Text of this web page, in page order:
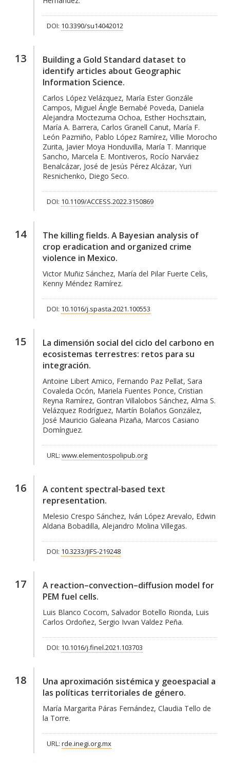
DOI: 10.3390/su14042012
13
Building a Gold Standard dataset to
identify articles about Geographic
Information Science.
Carlos López Velázquez, María Ester Gonzále
Campos, Miguel Ángle Bernabé Poveda, Daniela
Alejandra Moctezuma Ochoa, Esther Hochsztain,
María A. Barrera, Carlos Granell Canut, María F.
León Pazmiño, Pablo López Ramírez, Villie Morocho
Zurita, Javier Moya Honduvilla, María T. Manrique
Sancho, Marcela E. Montiveros, Rocío Narváez
Benalcázar, José de Jesús Pérez Alcázar, Yuri
Resnichenko, Diego Seco.
DOI: 10.1109/ACCESS.2022.3150869
14
The killing fields. A Bayesian analysis of
crop eradication and organized crime
violence in Mexico.
Victor Muñiz Sánchez, María del Pilar Fuerte Celis,
Kenny Méndez Ramírez.
DOI: 10.1016/j.spasta.2021.100553
15
La dimensión social del ciclo del carbono en
ecosistemas terrestres: retos para su
integración.
Antoine Libert Amico, Fernando Paz Pellat, Sara
Covaleda Ocón, Mariela Fuentes Ponce, Cristian
Reyna Ramírez, Gontran Villalobos Sánchez, Alma S.
Velázquez Rodríguez, Martín Bolaños González,
José Mauricio Galeana Pizaña, Marcos Casiano
Domínguez.
URL: www.elementospolipub.org
16
A content spectral-based text
representation.
Melesio Crespo Sánchez, Iván López Arevalo, Edwin
Aldana Bobadilla, Alejandro Molina Villegas.
DOI: 10.3233/JIFS-219248
17
A reaction–convection–diffusion model for
PEM fuel cells.
Luis Blanco Cocom, Salvador Botello Rionda, Luis
Carlos Ordoñez, Sergio Ivvan Valdez Peña.
DOI: 10.1016/j.finel.2021.103703
18
Una aproximación sistémica y geoespacial a
las políticas territoriales de género.
María Margarita Páras Fernández, Claudia Tello de
la Torre.
URL: rde.inegi.org.mx